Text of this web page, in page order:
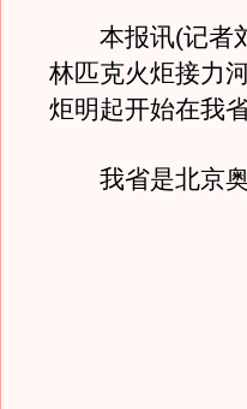
本报讯(记者刘
林匹克火炬接力
炬明起开始在我
我省是北京奥